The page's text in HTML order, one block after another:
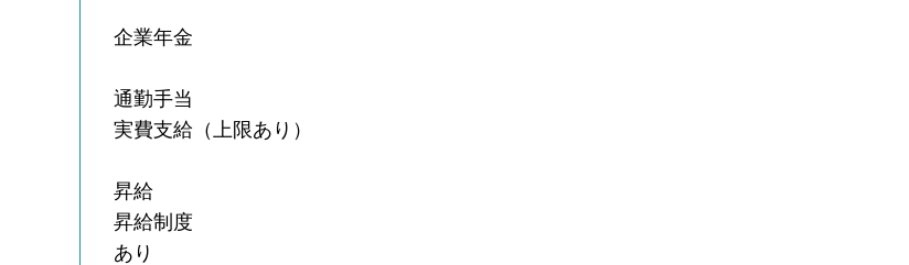
企業年金
通勤手当
実費支給（上限あり）
昇給
昇給制度
あり